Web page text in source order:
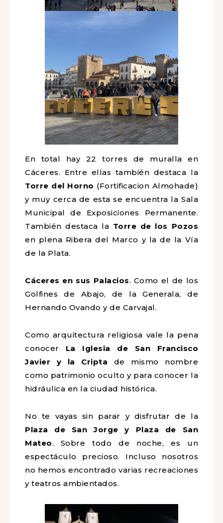
En total hay 22 torres de muralla en
Cáceres. Entre ellas también destaca la
Torre del Horno (Fortificacion Almohade)
y muy cerca de esta se encuentra la Sala
Municipal de Exposiciones Permanente.
También destaca la Torre de los Pozos
en plena Ribera del Marco y la de la Vía
de la Plata.
Cáceres en sus Palacios. Como el de los
Golfines de Abajo, de la Generala, de
Hernando Ovando y de Carvajal.
Como arquitectura religiosa vale la pena
conocer La Iglesia de San Francisco
Javier y la Cripta de mismo nombre
como patrimonio oculto y para conocer la
hidráulica en la ciudad histórica.
No te vayas sin parar y disfrutar de la
Plaza de San Jorge y Plaza de San
Mateo. Sobre todo de noche, es un
espectáculo precioso. Incluso nosotros
no hemos encontrado varias recreaciones
y teatros ambientados.